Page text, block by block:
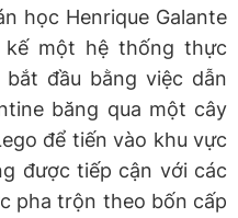
học Henrique Galante
một hệ thống thực
đầu bằng việc dẫn
băng qua một cây
để tiến vào khu vực
được tiếp cận với các
pha trộn theo bốn cấp